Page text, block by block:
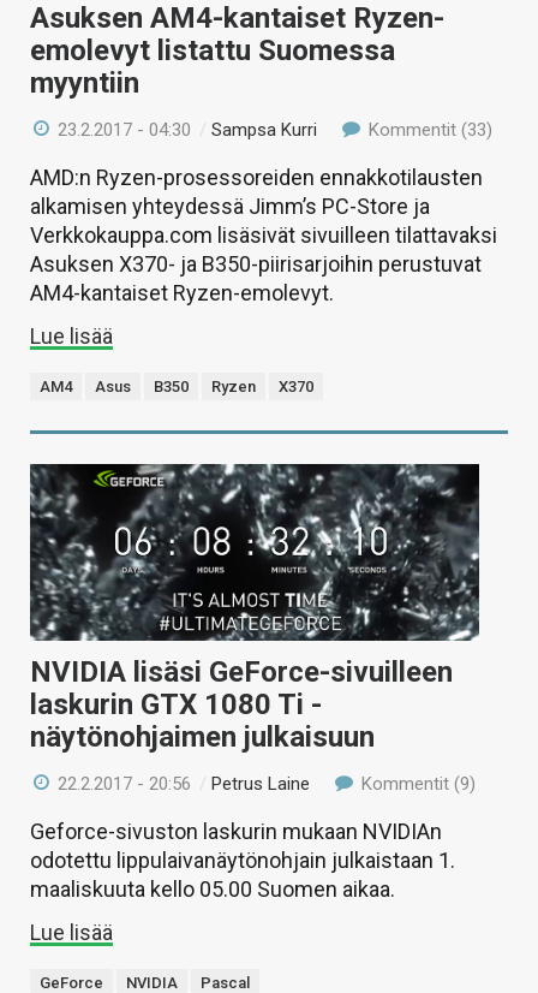
Asuksen AM4-kantaiset Ryzen-
emolevyt listattu Suomessa
myyntiin
23.2.2017 - 04:30 /Sampsa Kurri Kommentit (33)
AMD:n Ryzen-prosessoreiden ennakkotilausten
alkamisen yhteydessä Jimm’s PC-Store ja
Verkkokauppa.com lisäsivät sivuilleen tilattavaksi
Asuksen X370- ja B350-piirisarjoihin perustuvat
AM4-kantaiset Ryzen-emolevyt.
Lue lisää
AM4 Asus B350 Ryzen X370
NVIDIA lisäsi GeForce-sivuilleen
laskurin GTX 1080 Ti -
näytönohjaimen julkaisuun
22.2.2017 - 20:56 /Petrus Laine Kommentit (9)
Geforce-sivuston laskurin mukaan NVIDIAn
odotettu lippulaivanäytönohjain julkaistaan 1.
maaliskuuta kello 05.00 Suomen aikaa.
Lue lisää
GeForce NVIDIA Pascal